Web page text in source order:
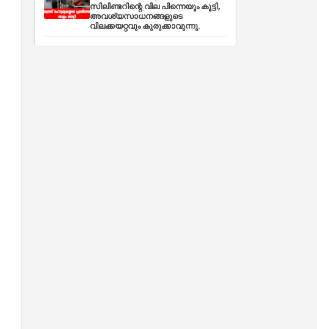
സിലിണ്ടറിന്റെ വില പിന്നെയും കൂട്ടി,
അവശ്യസാധനങ്ങളുടെ
വിലക്കയറ്റവും കുരുക്കാവുന്നു.